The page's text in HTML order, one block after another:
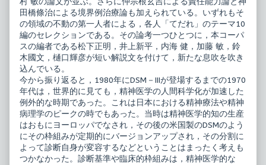
田橋條治による境界例治療論も加えられている。いずれもそ
の領域の不動の第一人者による，各人「てだれ」のテーマ10
編のセレクションである。その論考一つひとつに，本コーパ
スの編者である松下正明，井上新平，内海 健，加藤 敏，鈴
木國文，樋口輝彦が短い解説文を付けて，新たな息吹を吹き
込んでいる。
今から振り返ると，1980年にDSM－IIIが登場するまでの1970
年代は，世界的に見ても，精神医学の人間科学化が加速した
例外的な時期であった。これは日本における精神療法や精神
病理学のピークの時でもあった。当時は精神医学的知の生産
はおもにヨーロッパでなされ，その後の米国製のDSMのよう
にその枠組みが定期的にバージョンアップされ，その分割に
よって診断自身が変容するなどということはまったく考えも
つかなかった。診断基準や臨床的枠組みは，精神医学的な